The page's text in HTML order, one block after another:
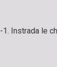
Instrada le